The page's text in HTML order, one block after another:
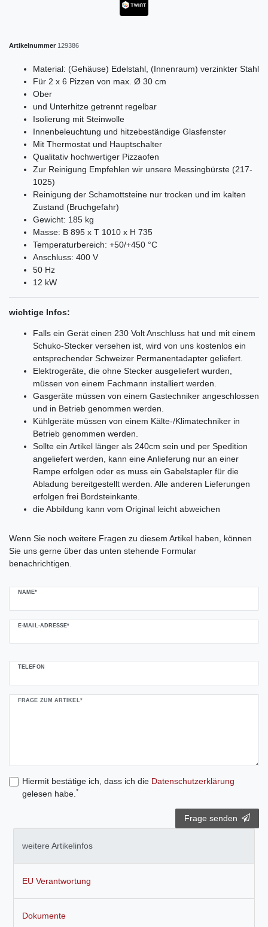
Artikelnummer 129386
Material: (Gehäuse) Edelstahl, (Innenraum) verzinkter Stahl
Für 2 x 6 Pizzen von max. Ø 30 cm
Ober
und Unterhitze getrennt regelbar
Isolierung mit Steinwolle
Innenbeleuchtung und hitzebeständige Glasfenster
Mit Thermostat und Hauptschalter
Qualitativ hochwertiger Pizzaofen
Zur Reinigung Empfehlen wir unsere Messingbürste (217-
1025)
Reinigung der Schamottsteine nur trocken und im kalten
Zustand (Bruchgefahr)
Gewicht: 185 kg
Masse: B 895 x T 1010 x H 735
Temperaturbereich: +50/+450 °C
Anschluss: 400 V
50 Hz
12 kW
wichtige Infos:
Falls ein Gerät einen 230 Volt Anschluss hat und mit einem
Schuko-Stecker versehen ist, wird von uns kostenlos ein
entsprechender Schweizer Permanentadapter geliefert.
Elektrogeräte, die ohne Stecker ausgeliefert wurden,
müssen von einem Fachmann installiert werden.
Gasgeräte müssen von einem Gastechniker angeschlossen
und in Betrieb genommen werden.
Kühlgeräte müssen von einem Kälte-/Klimatechniker in
Betrieb genommen werden.
Sollte ein Artikel länger als 240cm sein und per Spedition
angeliefert werden, kann eine Anlieferung nur an einer
Rampe erfolgen oder es muss ein Gabelstapler für die
Abladung bereitgestellt werden. Alle anderen Lieferungen
erfolgen frei Bordsteinkante.
die Abbildung kann vom Original leicht abweichen
Wenn Sie noch weitere Fragen zu diesem Artikel haben, können
Sie uns gerne über das unten stehende Formular
benachrichtigen.
NAME*
E-MAIL-ADRESSE*
TELEFON
FRAGE ZUM ARTIKEL*
Hiermit bestätige ich, dass ich die Daten­schutz­erklärung
gelesen habe. *
Frage senden
weitere Artikelinfos
EU Verantwortung
Dokumente